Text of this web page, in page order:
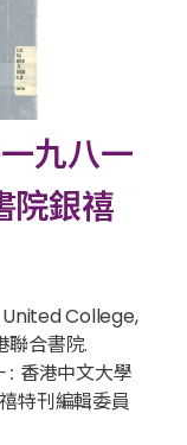
九八一
院銀禧
College,
合書院.
: 香港中文大學
特刊編輯委員